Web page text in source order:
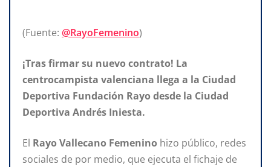
(Fuente: @RayoFemenino)
¡Tras firmar su nuevo contrato! La
centrocampista valenciana llega a la Ciudad
Deportiva Fundación Rayo desde la Ciudad
Deportiva Andrés Iniesta.
El Rayo Vallecano Femenino hizo público, redes
sociales de por medio, que ejecuta el fichaje de